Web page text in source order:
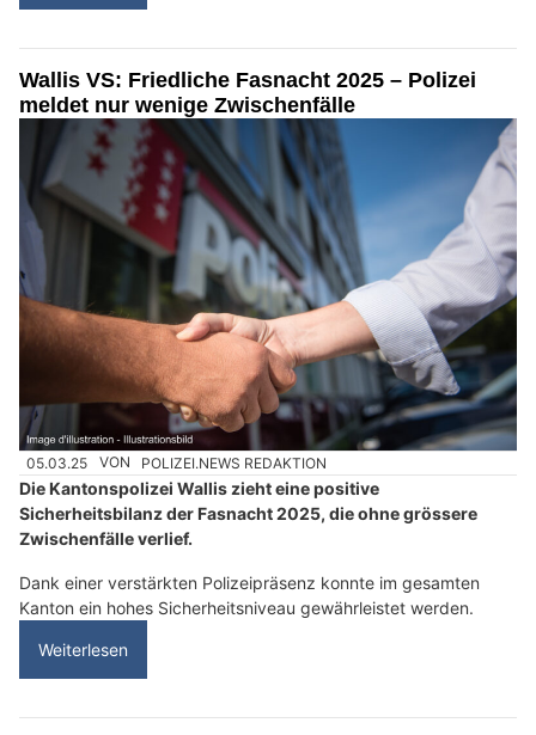
Wallis VS: Friedliche Fasnacht 2025 – Polizei
meldet nur wenige Zwischenfälle
05.03.25 VON POLIZEI.NEWS REDAKTION
Die Kantonspolizei Wallis zieht eine positive
Sicherheitsbilanz der Fasnacht 2025, die ohne grössere
Zwischenfälle verlief.
Dank einer verstärkten Polizeipräsenz konnte im gesamten
Kanton ein hohes Sicherheitsniveau gewährleistet werden.
Weiterlesen